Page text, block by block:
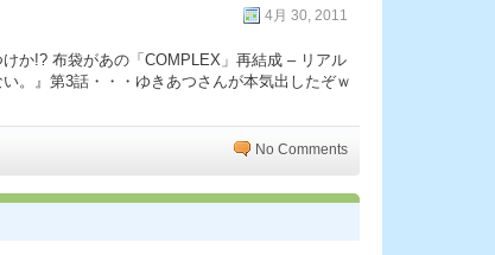
4月 30, 2011
か!? 布袋があの「COMPLEX」再結成 – リアル
。』第3話・・・ゆきあつさんが本気出したぞｗ
No Comments